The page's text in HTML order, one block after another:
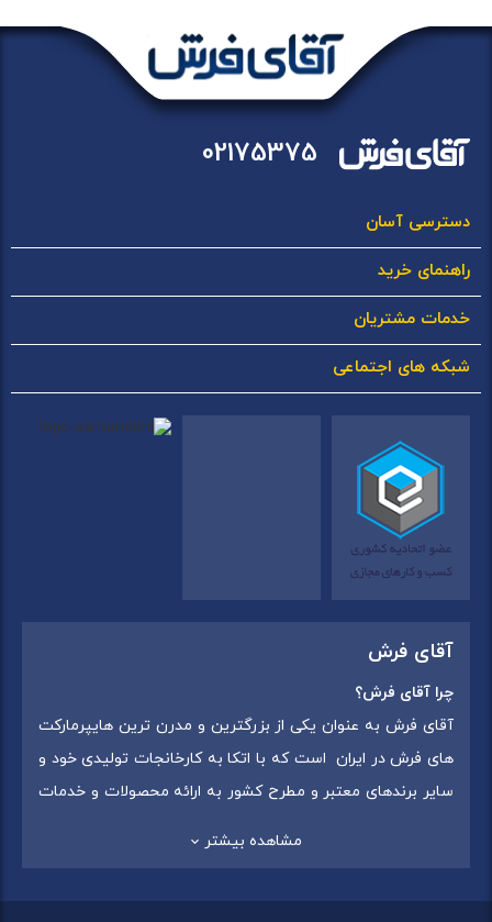
02175375
دسترسی آسان
راهنمای خرید
خدمات مشتریان
شبکه های اجتماعی
آقای فرش
چرا آقای فرش؟
آقای فرش به عنوان یکی از بزرگترین و مدرن ترین هایپرمارکت
های فرش در ایران است که با اتکا به کارخانجات تولیدی خود و
سایر برندهای معتبر و مطرح کشور به ارائه محصولات و خدمات
مشاهده بیشتر